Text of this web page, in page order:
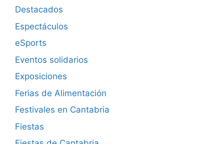
Destacados
Espectáculos
eSports
Eventos solidarios
Exposiciones
Ferias de Alimentación
Festivales en Cantabria
Fiestas